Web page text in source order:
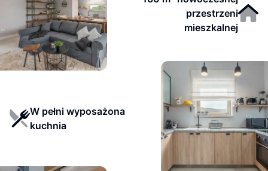
przestrzeni
mieszkalnej
W pełni wyposażona
kuchnia